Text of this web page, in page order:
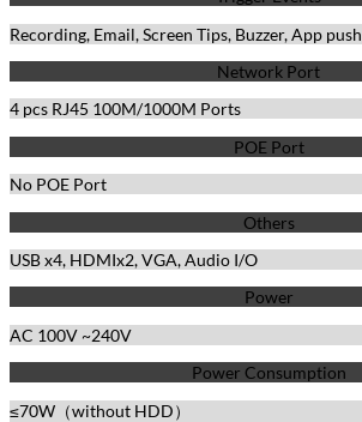
Recording, Email, Screen Tips, Buzzer, App push
Network Port
4 pcs RJ45 100M/1000M Ports
POE Port
No POE Port
Others
USB x4, HDMIx2, VGA, Audio I/O
Power
AC 100V ~240V
Power Consumption
≤70W（without HDD）